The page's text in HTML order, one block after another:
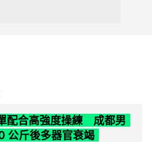
配合高強度操練 成都男
公斤後多器官衰竭